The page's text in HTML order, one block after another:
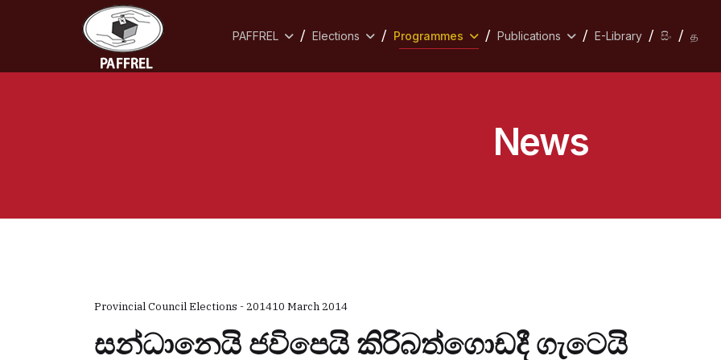
PAFFREL Elections Programmes Publications E-Library සිං த
News
Provincial Council Elections - 201410 March 2014
සන්ධානෙයි ජවිපෙයි කිරිබත්ගොඩදී ගැටෙයි